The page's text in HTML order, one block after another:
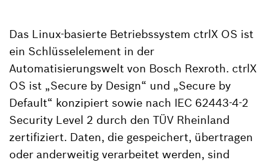
Das Linux-basierte Betriebssystem ctrlX OS ist
ein Schlüsselelement in der
Automatisierungswelt von Bosch Rexroth. ctrlX
OS ist „Secure by Design“ und „Secure by
Default“ konzipiert sowie nach IEC 62443-4-2
Security Level 2 durch den TÜV Rheinland
zertifiziert. Daten, die gespeichert, übertragen
oder anderweitig verarbeitet werden, sind